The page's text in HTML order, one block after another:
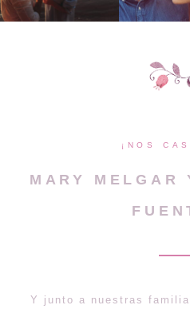
¡NOS
MARY MELGAR
Y junto a nuestras